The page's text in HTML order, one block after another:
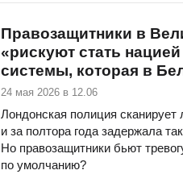
Правозащитники в
«рискуют стать
системы, которая в
24 мая 2026 в 12.06
Лондонская полиция
и за полтора года задержала
Но правозащитники бьют
по умолчанию?